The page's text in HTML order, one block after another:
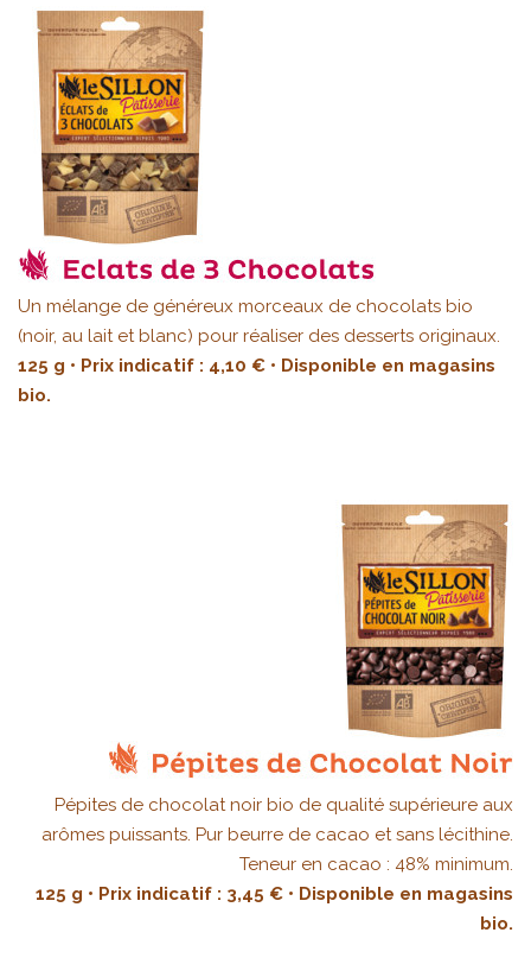
Un mélange de généreux morceaux de chocolats bio
(noir, au lait et blanc) pour réaliser des desserts originaux.
125 g • Prix indicatif : 4,10 € • Disponible en magasins
bio.
Pépites de chocolat noir bio de qualité supérieure aux
arômes puissants. Pur beurre de cacao et sans lécithine.
Teneur en cacao : 48% minimum.
125 g • Prix indicatif : 3,45 € • Disponible en magasins
bio.